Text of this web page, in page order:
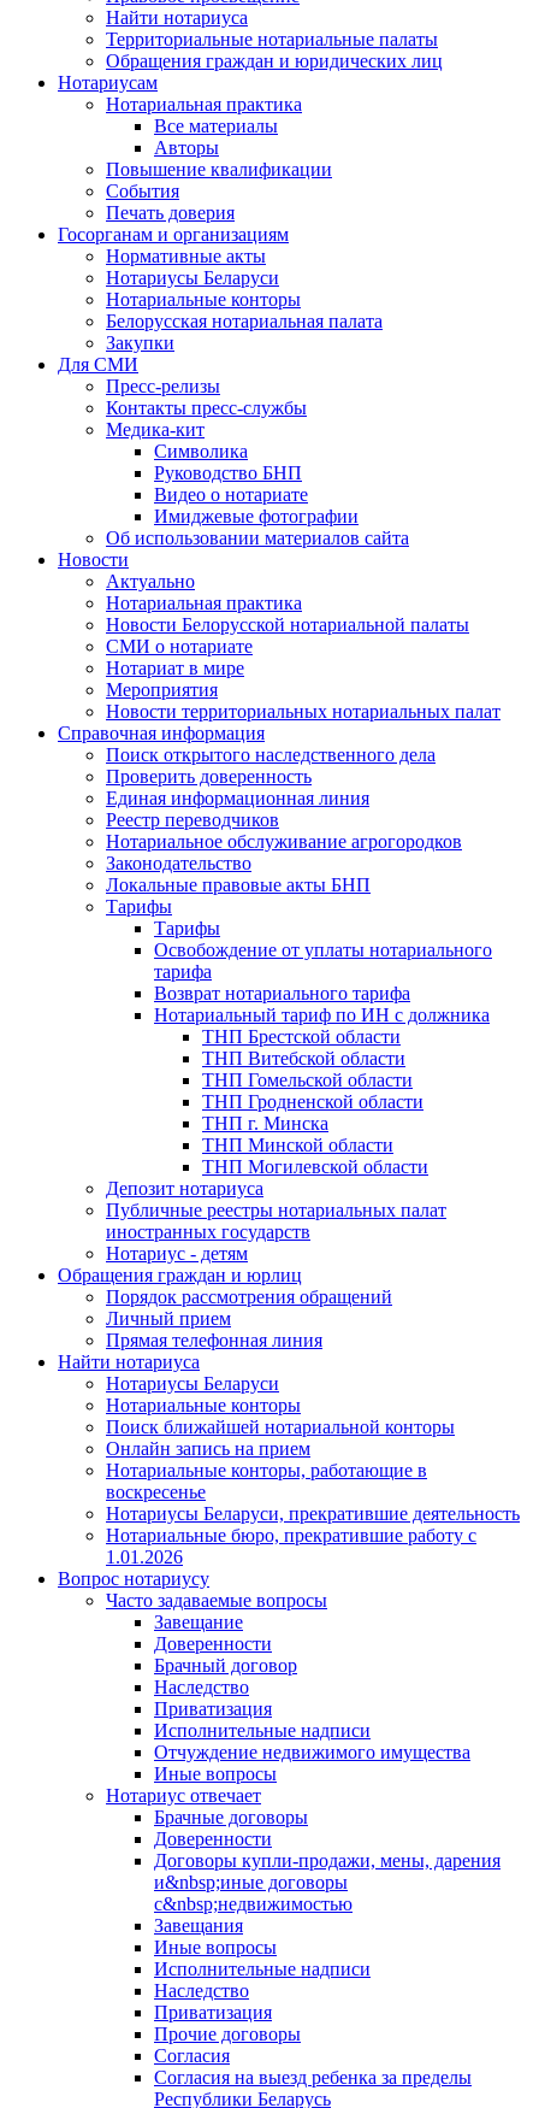
Найти нотариуса
Территориальные нотариальные палаты
Обращения граждан и юридических лиц
Нотариусам
Нотариальная практика
Все материалы
Авторы
Повышение квалификации
События
Печать доверия
Госорганам и организациям
Нормативные акты
Нотариусы Беларуси
Нотариальные конторы
Белорусская нотариальная палата
Закупки
Для СМИ
Пресс-релизы
Контакты пресс-службы
Медика-кит
Символика
Руководство БНП
Видео о нотариате
Имиджевые фотографии
Об использовании материалов сайта
Новости
Актуально
Нотариальная практика
Новости Белорусской нотариальной палаты
СМИ о нотариате
Нотариат в мире
Мероприятия
Новости территориальных нотариальных палат
Справочная информация
Поиск открытого наследственного дела
Проверить доверенность
Единая информационная линия
Реестр переводчиков
Нотариальное обслуживание агрогородков
Законодательство
Локальные правовые акты БНП
Тарифы
Тарифы
Освобождение от уплаты нотариального
тарифа
Возврат нотариального тарифа
Нотариальный тариф по ИН с должника
ТНП Брестской области
ТНП Витебской области
ТНП Гомельской области
ТНП Гродненской области
ТНП г. Минска
ТНП Минской области
ТНП Могилевской области
Депозит нотариуса
Публичные реестры нотариальных палат
иностранных государств
Нотариус - детям
Обращения граждан и юрлиц
Порядок рассмотрения обращений
Личный прием
Прямая телефонная линия
Найти нотариуса
Нотариусы Беларуси
Нотариальные конторы
Поиск ближайшей нотариальной конторы
Онлайн запись на прием
Нотариальные конторы, работающие в
воскресенье
Нотариусы Беларуси, прекратившие деятельность
Нотариальные бюро, прекратившие работу с
1.01.2026
Вопрос нотариусу
Часто задаваемые вопросы
Завещание
Доверенности
Брачный договор
Наследство
Приватизация
Исполнительные надписи
Отчуждение недвижимого имущества
Иные вопросы
Нотариус отвечает
Брачные договоры
Доверенности
Договоры купли-продажи, мены, дарения
и&nbsp;иные договоры
с&nbsp;недвижимостью
Завещания
Иные вопросы
Исполнительные надписи
Наследство
Приватизация
Прочие договоры
Согласия
Согласия на выезд ребенка за пределы
Республики Беларусь